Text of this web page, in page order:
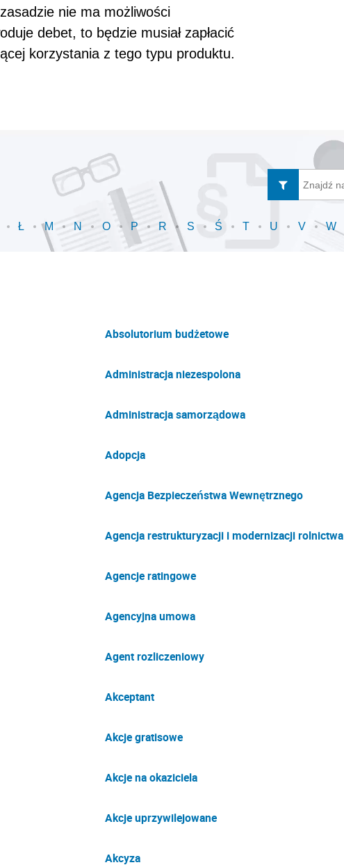
nie ma możliwości
debet, to będzie musiał zapłacić
korzystania z tego typu produktu.
Ł M N O P R S Ś T U V W
Absolutorium budżetowe
Administracja niezespolona
Administracja samorządowa
Adopcja
Agencja Bezpieczeństwa Wewnętrznego
Agencja restrukturyzacji i modernizacji rolnictwa
Agencje ratingowe
Agencyjna umowa
Agent rozliczeniowy
Akceptant
Akcje gratisowe
Akcje na okaziciela
Akcje uprzywilejowane
Akcyza